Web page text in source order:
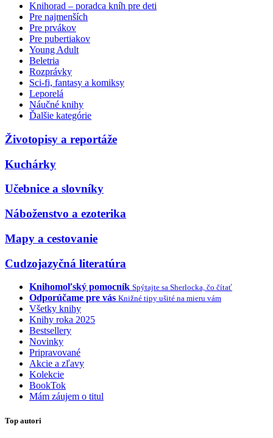
Knihorad – poradca kníh pre deti
Pre najmenších
Pre prvákov
Pre pubertiakov
Young Adult
Beletria
Rozprávky
Sci-fi, fantasy a komiksy
Leporelá
Náučné knihy
Ďalšie kategórie
Životopisy a reportáže
Kuchárky
Učebnice a slovníky
Náboženstvo a ezoterika
Mapy a cestovanie
Cudzojazyčná literatúra
Knihomoľský pomocník Spýtajte sa Sherlocka, čo čítať
Odporúčame pre vás Knižné tipy ušité na mieru vám
Všetky knihy
Knihy roka 2025
Bestsellery
Novinky
Pripravované
Akcie a zľavy
Kolekcie
BookTok
Mám záujem o titul
Top autori